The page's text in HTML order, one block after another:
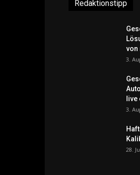
Redaktionstipp
von
3.
3.
28.